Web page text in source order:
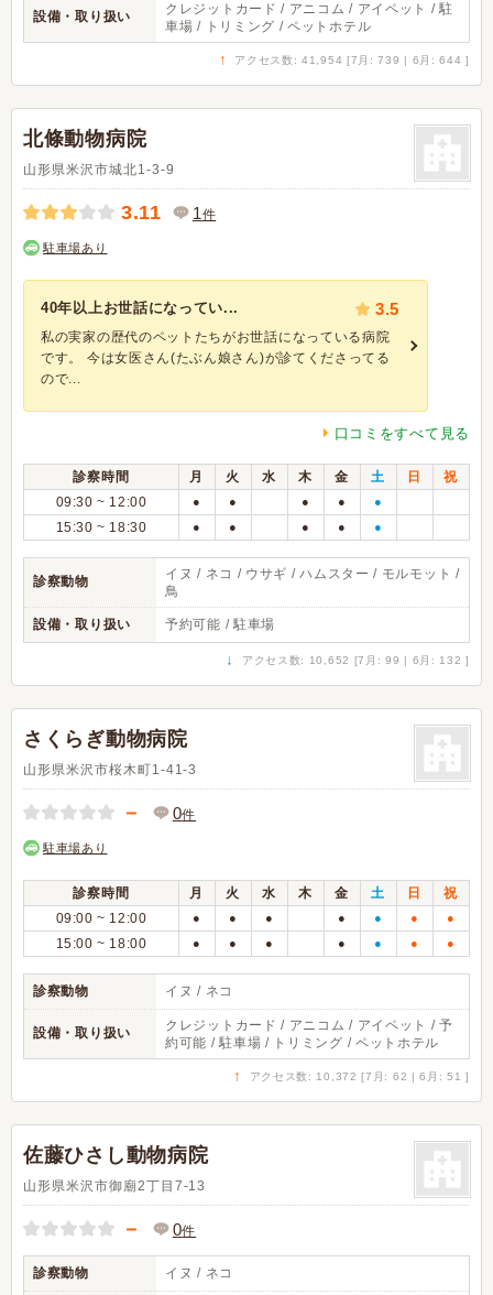
設備・取り扱い
クレジットカード / アニコム / アイペット / 駐
車場 / トリミング / ペットホテル
↑ アクセス数: 41,954 [7月: 739 | 6月: 644 ]
北條動物病院
山形県米沢市城北1-3-9
3.11 1件
駐車場あり
40年以上お世話になってい... 3.5
私の実家の歴代のペットたちがお世話になっている病院
です。 今は女医さん(たぶん娘さん)が診てくださってる
ので...
口コミをすべて見る
診察時間 月 火 水 木 金 土 日
祝
09:30 ~ 12:00
● ● ● ● ●
15:30 ~ 18:30 ● ● ● ● ●
診察動物
イヌ / ネコ / ウサギ / ハムスター / モルモット /
鳥
設備・取り扱い 予約可能 / 駐車場
↓ アクセス数: 10,652 [7月: 99 | 6月: 132 ]
さくらぎ動物病院
山形県米沢市桜木町1-41-3
－ 0件
駐車場あり
診察時間 月 火 水 木 金 土 日
祝
09:00 ~ 12:00
● ● ● ● ● ● ●
15:00 ~ 18:00 ● ● ● ● ● ● ●
診察動物 イヌ / ネコ
設備・取り扱い
クレジットカード / アニコム / アイペット / 予
約可能 / 駐車場 / トリミング / ペットホテル
↑ アクセス数: 10,372 [7月: 62 | 6月: 51 ]
佐藤ひさし動物病院
山形県米沢市御廟2丁目7-13
－ 0件
診察動物 イヌ / ネコ